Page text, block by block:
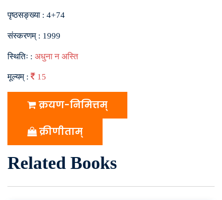
पृष्ठसङ्ख्या : 4+74
संस्करणम् : 1999
स्थितिः : अधुना न अस्ति
मूल्यम् : 15
क्रयण-निमित्तम्
क्रीणीताम्
Related Books